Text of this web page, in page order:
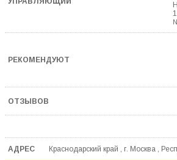
Краснодарский край , г. Москва ,